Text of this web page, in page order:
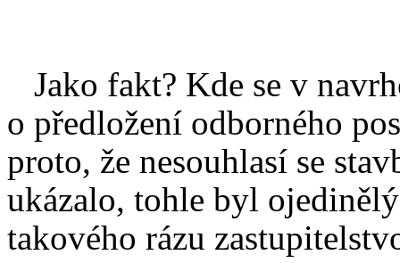
Jako fakt? Kde se v
o předložení odborného
proto, že nesouhlasí se
ukázalo, tohle byl
takového rázu